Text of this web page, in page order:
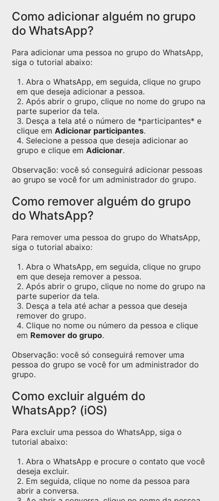
Como adicionar alguém no grupo
do WhatsApp?
Para adicionar uma pessoa no grupo do WhatsApp,
siga o tutorial abaixo:
Abra o WhatsApp, em seguida, clique no grupo
em que deseja adicionar a pessoa.
Após abrir o grupo, clique no nome do grupo na
parte superior da tela.
Desça a tela até o número de *participantes* e
clique em Adicionar participantes.
Selecione a pessoa que deseja adicionar ao
grupo e clique em Adicionar.
Observação: você só conseguirá adicionar pessoas
ao grupo se você for um administrador do grupo.
Como remover alguém do grupo
do WhatsApp?
Para remover uma pessoa do grupo do WhatsApp,
siga o tutorial abaixo:
Abra o WhatsApp, em seguida, clique no grupo
em que deseja remover a pessoa.
Após abrir o grupo, clique no nome do grupo na
parte superior da tela.
Desça a tela até achar a pessoa que deseja
remover do grupo.
Clique no nome ou número da pessoa e clique
em Remover do grupo.
Observação: você só conseguirá remover uma
pessoa do grupo se você for um administrador do
grupo.
Como excluir alguém do
WhatsApp? (iOS)
Para excluir uma pessoa do WhatsApp, siga o
tutorial abaixo:
Abra o WhatsApp e procure o contato que você
deseja excluir.
Em seguida, clique no nome da pessoa para
abrir a conversa.